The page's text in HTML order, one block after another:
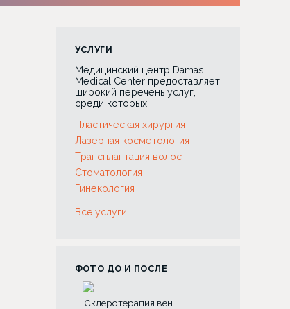
УСЛУГИ
Медицинский центр Damas
Medical Center предоставляет
широкий перечень услуг,
среди которых:
Пластическая хирургия
Лазерная косметология
Трансплантация волос
Стоматология
Гинекология
Все услуги
ФОТО ДО И ПОСЛЕ
Склеротерапия вен